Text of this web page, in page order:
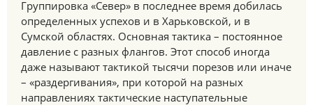
Группировка «Север» в последнее время добилась
определенных успехов и в Харьковской, и в
Сумской областях. Основная тактика – постоянное
давление с разных флангов. Этот способ иногда
даже называют тактикой тысячи порезов или иначе
– «раздергивания», при которой на разных
направлениях тактические наступательные